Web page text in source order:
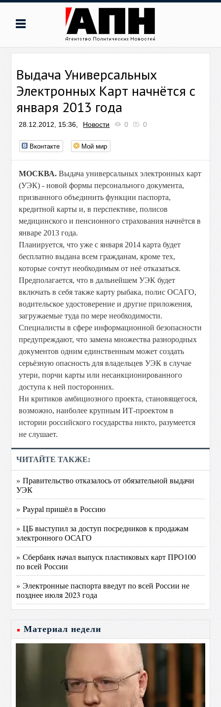
Выдача Универсальных
Электронных Карт начнётся с
января 2013 года
28.12.2012, 15:36, Новости 0 0
Вконтакте Мой мир
МОСКВА. Выдача универсальных электронных карт
(УЭК) - новой формы персонального документа,
призванного объединить функции паспорта,
кредитной карты и, в перспективе, полисов
медицинского и пенсионного страхования начнётся в
январе 2013 года.
Планируется, что уже с января 2014 карта будет
бесплатно выдана всем гражданам, кроме тех,
которые сочтут необходимым от неё отказаться.
Предполагается, что в дальнейшем УЭК будет
включать в себя также карту рыбака, полис ОСАГО,
водительское удостоверение и другие приложения,
загружаемые туда по мере необходимости.
Специалисты в сфере информационной безопасности
предупреждают, что замена множества разнородных
документов одним единственным может создать
серьёзную опасность для владельцев УЭК в случае
утери, порчи карты или несанкционированного
доступа к ней посторонних.
Ни критиков амбициозного проекта, становящегося,
возможно, наиболее крупным ИТ-проектом в
истории российского государства никто, разумеется
не слушает.
ЧИТАЙТЕ ТАКЖЕ:
» Правительство отказалось от обязательной выдачи
УЭК
» Paypal пришёл в Россию
» ЦБ выступил за доступ посредников к продажам
электронного ОСАГО
» Сбербанк начал выпуск пластиковых карт ПРО100
по всей России
» Электронные паспорта введут по всей России не
позднее июля 2023 года
Материал недели